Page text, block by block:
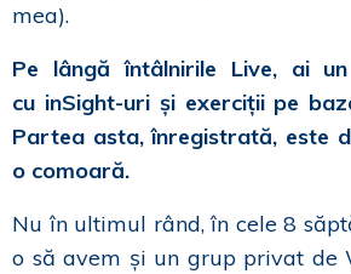
mea).
Pe lângă întâlnirile Live, ai
cu inSight-uri și exerciții pe
Partea asta, înregistrată, este
o comoară.
Nu în ultimul rând, în cele 8
o să avem și un grup privat de